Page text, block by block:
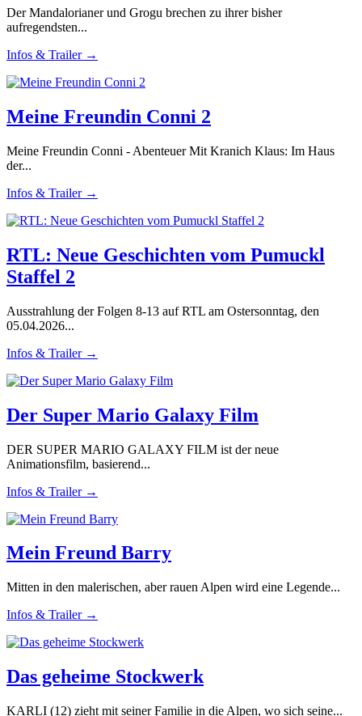
Der Mandalorianer und Grogu brechen zu ihrer bisher
aufregendsten...
Infos & Trailer →
Meine Freundin Conni 2
Meine Freundin Conni - Abenteuer Mit Kranich Klaus: Im Haus
der...
Infos & Trailer →
RTL: Neue Geschichten vom Pumuckl
Staffel 2
Ausstrahlung der Folgen 8-13 auf RTL am Ostersonntag, den
05.04.2026...
Infos & Trailer →
Der Super Mario Galaxy Film
DER SUPER MARIO GALAXY FILM ist der neue
Animationsfilm, basierend...
Infos & Trailer →
Mein Freund Barry
Mitten in den malerischen, aber rauen Alpen wird eine Legende...
Infos & Trailer →
Das geheime Stockwerk
KARLI (12) zieht mit seiner Familie in die Alpen, wo sich seine...